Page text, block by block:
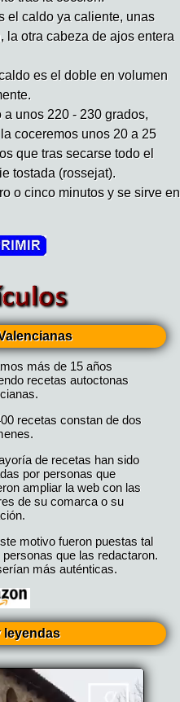
el caldo ya caliente, unas
la otra cabeza de ajos entera
es el doble en volumen
unos 220 - 230 grados,
coceremos unos 20 a 25
que tras secarse todo el
tostada (rossejat).
o cinco minutos y se sirve en
más de 15 años
recetas autoctonas
recetas constan de dos
de recetas han sido
por personas que
ampliar la web con las
de su comarca o su
motivo fueron puestas tal
que las redactaron.
más auténticas.
leyendas